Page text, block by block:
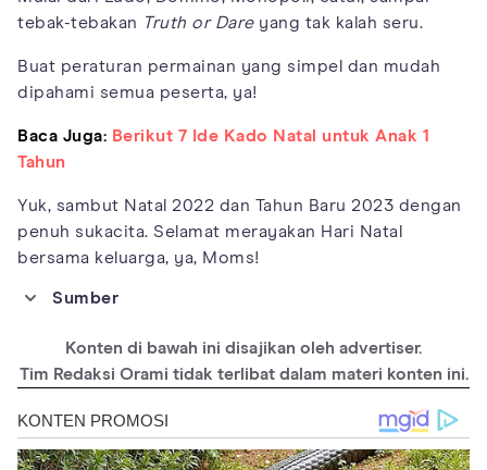
tebak-tebakan Truth or Dareyang tak kalah seru.
Buat peraturan permainan yang simpel dan mudah
dipahami semua peserta, ya!
Baca Juga: Berikut 7 Ide Kado Natal untuk Anak 1
Tahun
Yuk, sambut Natal 2022 dan Tahun Baru 2023 dengan
penuh sukacita. Selamat merayakan Hari Natal
bersama keluarga, ya, Moms!
Sumber
https://www.travelground.com/blog/10-real-ways-celebrate-
christmas
christmas-this-year/
Konten di bawah ini disajikan oleh advertiser.
Tim Redaksi Orami tidak terlibat dalam materi konten ini.